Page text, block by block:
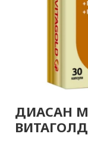
ДИАСАН
ВИТАГОЛД